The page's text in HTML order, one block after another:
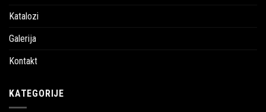
Katalozi
Galerija
Kontakt
KATEGORIJE